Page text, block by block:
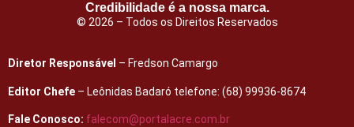
Credibilidade é a nossa marca.
© 2026 – Todos os Direitos Reservados
Diretor Responsável – Fredson Camargo
Editor Chefe – Leônidas Badaró telefone: (68) 99936-8674
Fale Conosco: falecom@portalacre.com.br